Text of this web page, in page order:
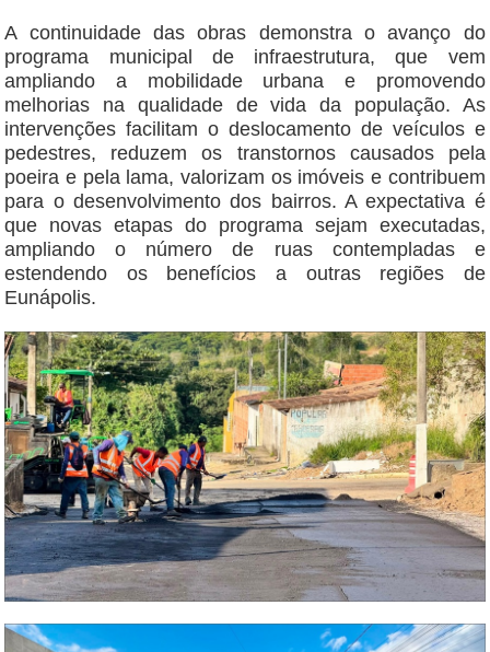
A continuidade das obras demonstra o avanço do
programa municipal de infraestrutura, que vem
ampliando a mobilidade urbana e promovendo
melhorias na qualidade de vida da população. As
intervenções facilitam o deslocamento de veículos e
pedestres, reduzem os transtornos causados pela
poeira e pela lama, valorizam os imóveis e contribuem
para o desenvolvimento dos bairros. A expectativa é
que novas etapas do programa sejam executadas,
ampliando o número de ruas contempladas e
estendendo os benefícios a outras regiões de
Eunápolis.